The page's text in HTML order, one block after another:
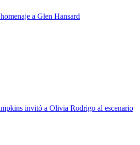
a Glen Hansard
invitó a Olivia Rodrigo al escenario